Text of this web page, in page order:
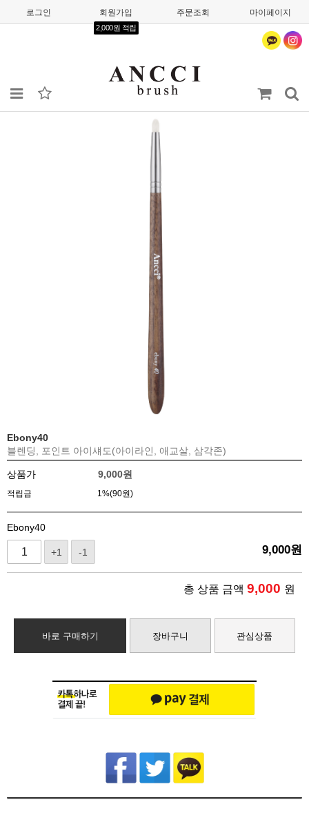
로그인 회원가입
2,000원 적립
주문조회 마이페이지
Ebony40
블렌딩, 포인트 아이섀도(아이라인, 애교살, 삼각존)
상품가 9,000원
적립금 1%(90원)
Ebony40
+1 -1 9,000원
총 상품 금액 9,000 원
바로 구매하기 장바구니 관심상품